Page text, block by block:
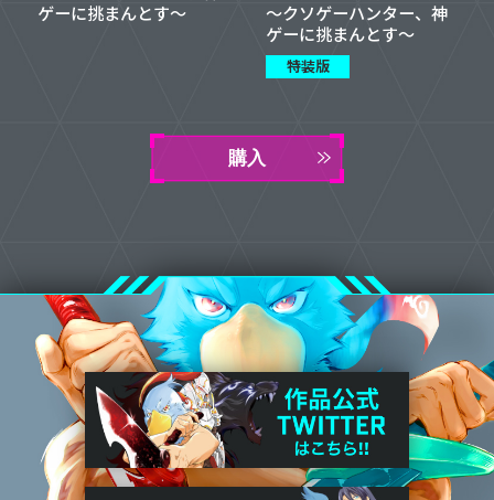
ゲーに挑まんとす～
～クソゲーハンター、神
ゲーに挑まんとす～
特装版
購入